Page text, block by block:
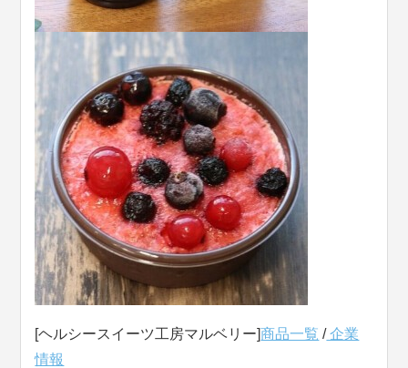
[ヘルシースイーツ工房マルベリー]商品一覧 /企業
情報